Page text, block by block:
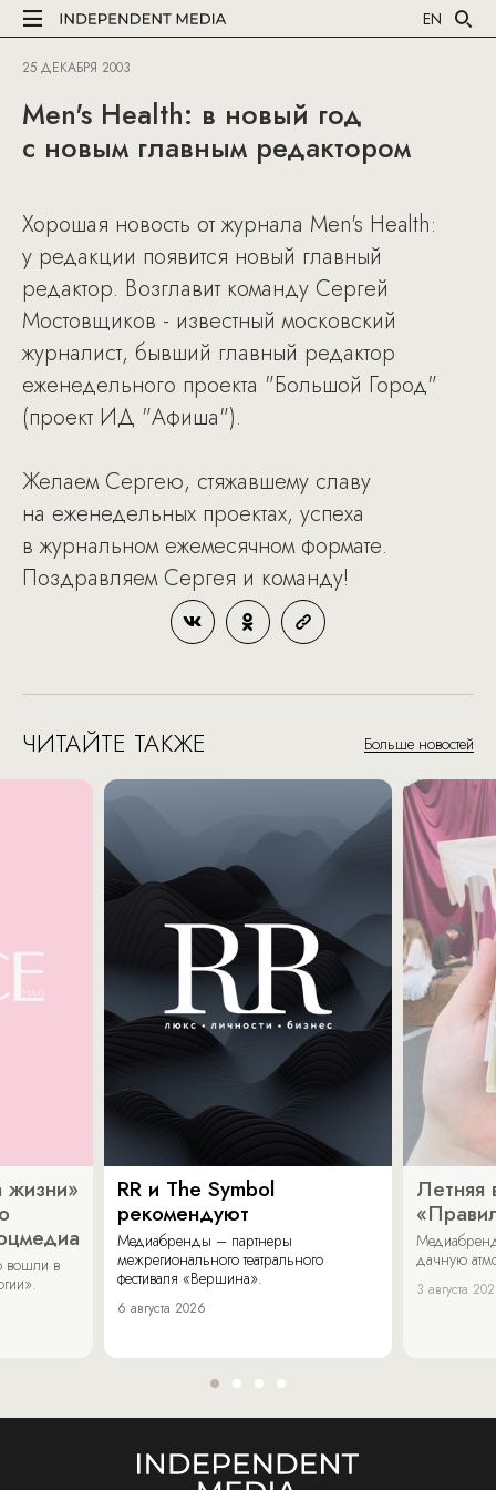
EN
25 ДЕКАБРЯ 2003
Men's Health: в новый год
с новым главным редактором
Хорошая новость от журнала Men's Health:
у редакции появится новый главный
редактор. Возглавит команду Сергей
Мостовщиков - известный московский
журналист, бывший главный редактор
еженедельного проекта "Большой Город"
(проект ИД "Афиша").
Желаем Сергею, стяжавшему славу
на еженедельных проектах, успеха
в журнальном ежемесячном формате.
Поздравляем Сергея и команду!
ЧИТАЙТЕ ТАКЖЕ Больше новостей
жизни»
вошли в
RR и The Symbol
рекомендуют
Медиабренды – партнеры
межрегионального театрального
фестиваля «Вершина».
6 августа 2026
Летняя
дачную
3 августа